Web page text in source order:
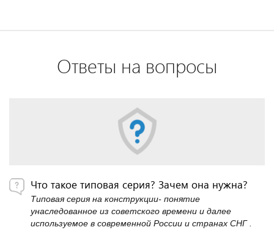
Ответы на вопросы
Что такое типовая серия? Зачем она нужна?
Типовая серия на конструкции- понятие
унаследованное из советского времени и далее
используемое в современной России и странах СНГ .